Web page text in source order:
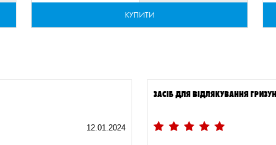
КУПИТИ
12.01.2024
ЗАСІБ ДЛЯ ВІДЛЯКУВАННЯ